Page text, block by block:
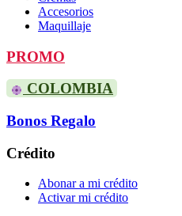
Accesorios
Maquillaje
PROMO
COLOMBIA
Bonos Regalo
Crédito
Abonar a mi crédito
Activar mi crédito